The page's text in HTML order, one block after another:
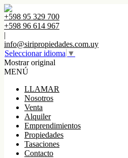
+598 95 329 700
+598 96 614 967
|
info@siripropiedades.com.uy
Seleccionar idioma ▼
Mostrar original
MENÚ
LLAMAR
Nosotros
Venta
Alquiler
Emprendimientos
Propiedades
Tasaciones
Contacto